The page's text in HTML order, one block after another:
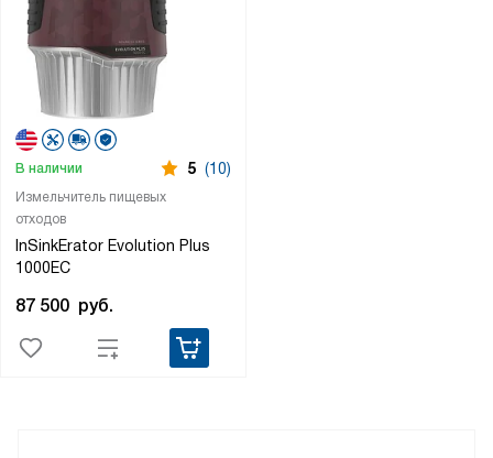
Измельчитель пищевых
отходов
InSinkErator Evolution Plus
1000EC
В наличии 5 (10)
87 500 руб.